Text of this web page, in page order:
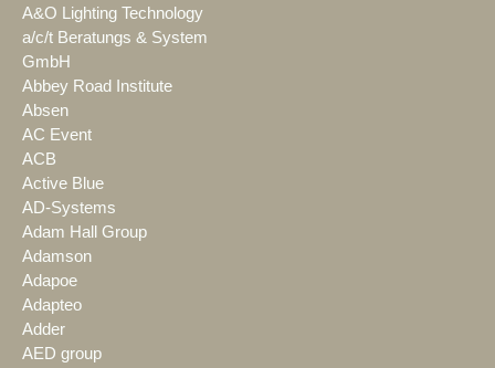
A&O Lighting Technology
a/c/t Beratungs & System
GmbH
Abbey Road Institute
Absen
AC Event
ACB
Active Blue
AD-Systems
Adam Hall Group
Adamson
Adapoe
Adapteo
Adder
AED group